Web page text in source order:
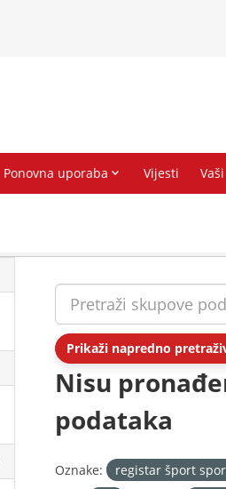
Prikaži napredno
Nisu
podataka
Oznake: registar šport